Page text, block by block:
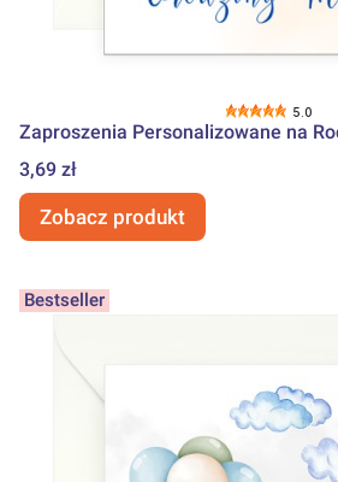
5.0
Zaproszenia Personalizowane na
Cena
3,69 zł
Zobacz produkt
Bestseller